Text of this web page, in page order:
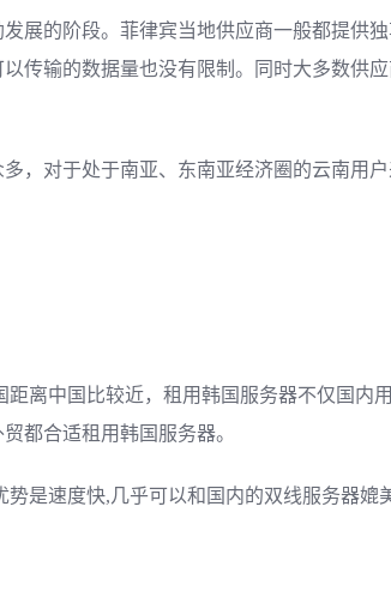
展的阶段。菲律宾当地供应商一般都提供
传输的数据量也没有限制。同时大多数供
，对于处于南亚、东南亚经济圈的云南用
离中国比较近，租用韩国服务器不仅国内
都合适租用韩国服务器。
是速度快,几乎可以和国内的双线服务器媲